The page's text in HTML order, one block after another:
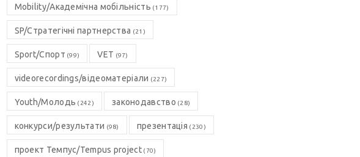
Mobility/Академічна мобільність (177)
SP/Стратегічні партнерства (21)
Sport/Спорт (99) VET (97)
videorecordings/відеоматеріали (227)
Youth/Молодь (242) законодавство (28)
конкурси/результати (98) презентація (230)
проект Темпус/Tempus project(70)